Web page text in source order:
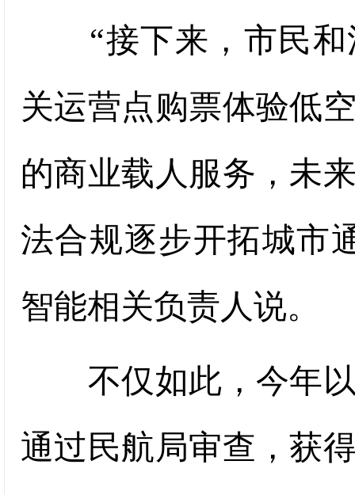
“接下来，市民和
关运营点购票体验低
的商业载人服务，未
法合规逐步开拓城市
智能相关负责人说。
不仅如此，今年以
通过民航局审查，获